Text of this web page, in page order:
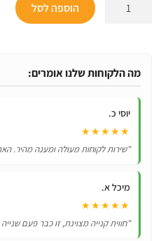
מגבות,
תיקים
הוספה לסל
מה הלקוחות שלנו אומרים:
יוסי כ.
★★★★★
"שירות לקוחות מעולה ומענה מהיר.
מיכל א.
★★★★★
"חווית קנייה מצוינת, זו כבר פעם